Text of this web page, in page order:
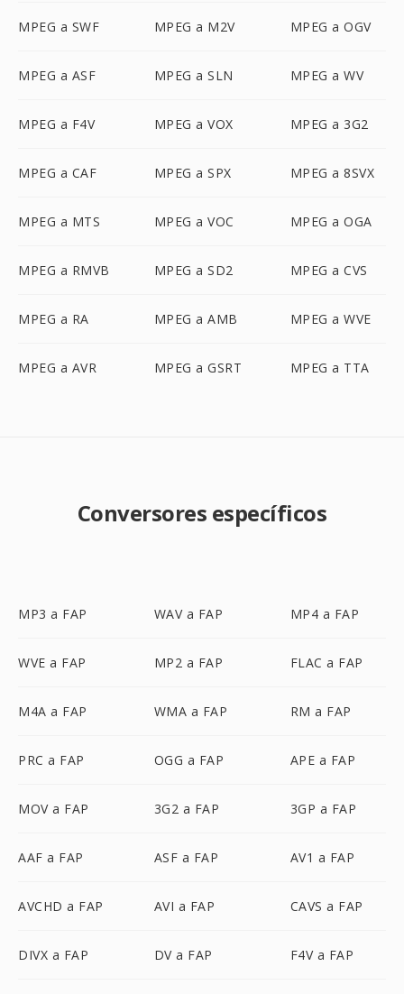
MPEG a SWF MPEG a M2V MPEG a OGV
MPEG a ASF MPEG a SLN MPEG a WV
MPEG a F4V MPEG a VOX MPEG a 3G2
MPEG a CAF MPEG a SPX MPEG a 8SVX
MPEG a MTS MPEG a VOC MPEG a OGA
MPEG a RMVB MPEG a SD2 MPEG a CVS
MPEG a RA MPEG a AMB MPEG a WVE
MPEG a AVR MPEG a GSRT MPEG a TTA
Conversores específicos
MP3 a FAP WAV a FAP MP4 a FAP
WVE a FAP MP2 a FAP FLAC a FAP
M4A a FAP WMA a FAP RM a FAP
PRC a FAP OGG a FAP APE a FAP
MOV a FAP 3G2 a FAP 3GP a FAP
AAF a FAP ASF a FAP AV1 a FAP
AVCHD a FAP AVI a FAP CAVS a FAP
DIVX a FAP DV a FAP F4V a FAP